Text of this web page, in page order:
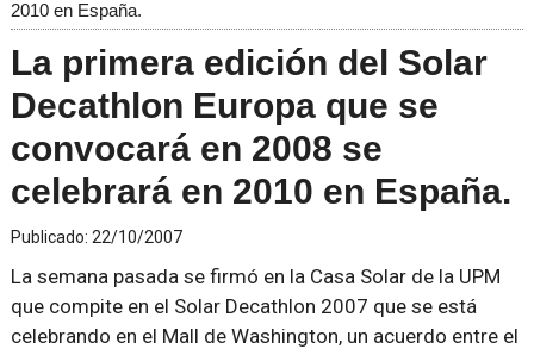
2010 en España.
La primera edición del Solar
Decathlon Europa que se
convocará en 2008 se
celebrará en 2010 en España.
Publicado: 22/10/2007
La semana pasada se firmó en la Casa Solar de la UPM
que compite en el Solar Decathlon 2007 que se está
celebrando en el Mall de Washington, un acuerdo entre el